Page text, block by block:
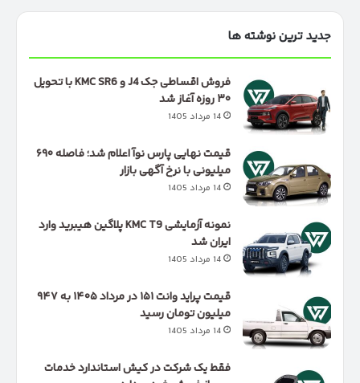
جدید ترین نوشته ها
فروش اقساطی جک J4 و KMC SR6 با تحویل
۳۰ روزه آغاز شد
14 مرداد 1405
قیمت نهایی پارس نوآ اعلام شد؛ فاصله ۶۹۰
میلیونی با نرخ آگهی بازار
14 مرداد 1405
نمونه آزمایشی KMC T9 پلاگین هیبرید وارد
ایران شد
14 مرداد 1405
قیمت پراید وانت ۱۵۱ در مرداد ۱۴۰۵ به ۹۴۷
میلیون تومان رسید
14 مرداد 1405
فقط یک شرکت در کیش استاندارد خدمات